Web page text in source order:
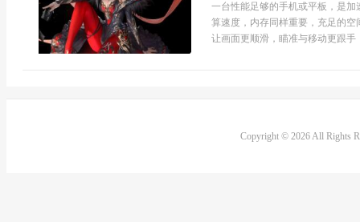
一台性能足够的手机或平板，是
算速度，内存同样重要，充足的
让画面更顺滑，瞄准与移动更跟手
Copyright © 2026 All Rights